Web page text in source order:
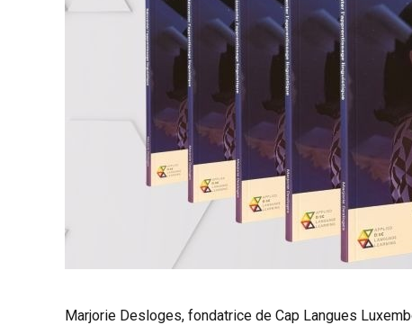
Marjorie Desloges, fondatrice de Cap Langues